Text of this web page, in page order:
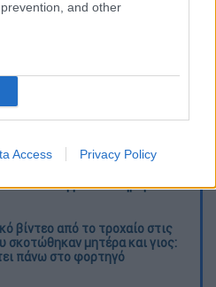
and other
Access Privacy Policy
το αιολικό πάρκο από
του συλληφθέντα δημάρχου
βίντεο από το τροχαίο στις
σκοτώθηκαν μητέρα και γιος:
πάνω στο φορτηγό